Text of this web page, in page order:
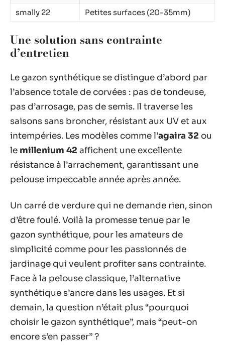
smally 22
Petites surfaces (20-35mm)
Une solution sans contrainte
d’entretien
Le gazon synthétique se distingue d’abord par
l’absence totale de corvées : pas de tondeuse,
pas d’arrosage, pas de semis. Il traverse les
saisons sans broncher, résistant aux UV et aux
intempéries. Les modèles comme l’agaira 32 ou
le millenium 42 affichent une excellente
résistance à l’arrachement, garantissant une
pelouse impeccable année après année.
Un carré de verdure qui ne demande rien, sinon
d’être foulé. Voilà la promesse tenue par le
gazon synthétique, pour les amateurs de
simplicité comme pour les passionnés de
jardinage qui veulent profiter sans contrainte.
Face à la pelouse classique, l’alternative
synthétique s’ancre dans les usages. Et si
demain, la question n’était plus “pourquoi
choisir le gazon synthétique”, mais “peut-on
encore s’en passer” ?